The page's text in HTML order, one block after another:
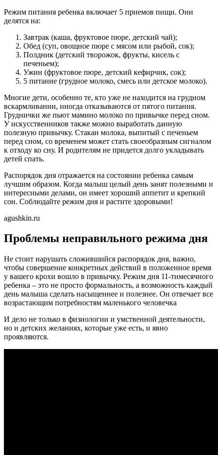
Режим питания ребенка включает 5 приемов пищи. Они
делятся на:
Завтрак (каша, фруктовое пюре, детский чай);
Обед (суп, овощное пюре с мясом или рыбой, сок);
Полдник (детский творожок, фрукты, кисель с
печеньем);
Ужин (фруктовое пюре, детский кефирчик, сок);
5 питание (грудное молоко, смесь или детское молоко).
Многие дети, особенно те, кто уже не находится на грудном
вскармливании, иногда отказываются от пятого питания.
Груднички же пьют мамино молоко по привычке перед сном.
У искусственников также можно выработать данную
полезную привычку. Стакан молока, выпитый с печеньем
перед сном, со временем может стать своеобразным сигналом
к отходу ко сну. И родителям не придется долго укладывать
детей спать.
Распорядок дня отражается на состоянии ребенка самым
лучшим образом. Когда малыш целый день занят полезными и
интересными делами, он имеет хороший аппетит и крепкий
сон. Соблюдайте режим дня и растите здоровыми!
agushkin.ru
Проблемы неправильного режима дня
Не стоит нарушать сложившийся распорядок дня, важно,
чтобы совершение конкретных действий в положенное время
у вашего крохи вошло в привычку. Режим дня 11-тимесячного
ребенка – это не просто формальность, а возможность каждый
день малыша сделать насыщеннее и полезнее. Он отвечает все
возрастающим потребностям маленького человечка
И дело не только в физиологии и умственной деятельности,
но и детских желаниях, которые уже есть, и явно
проявляются.